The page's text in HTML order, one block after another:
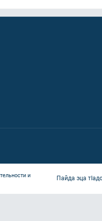
и
Пайда эца